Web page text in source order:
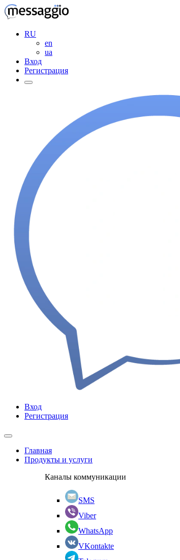
RU
en
ua
Вход
Регистрация
Вход
Регистрация
Главная
Продукты и услуги
Каналы коммуникации
SMS
Viber
WhatsApp
VKontakte